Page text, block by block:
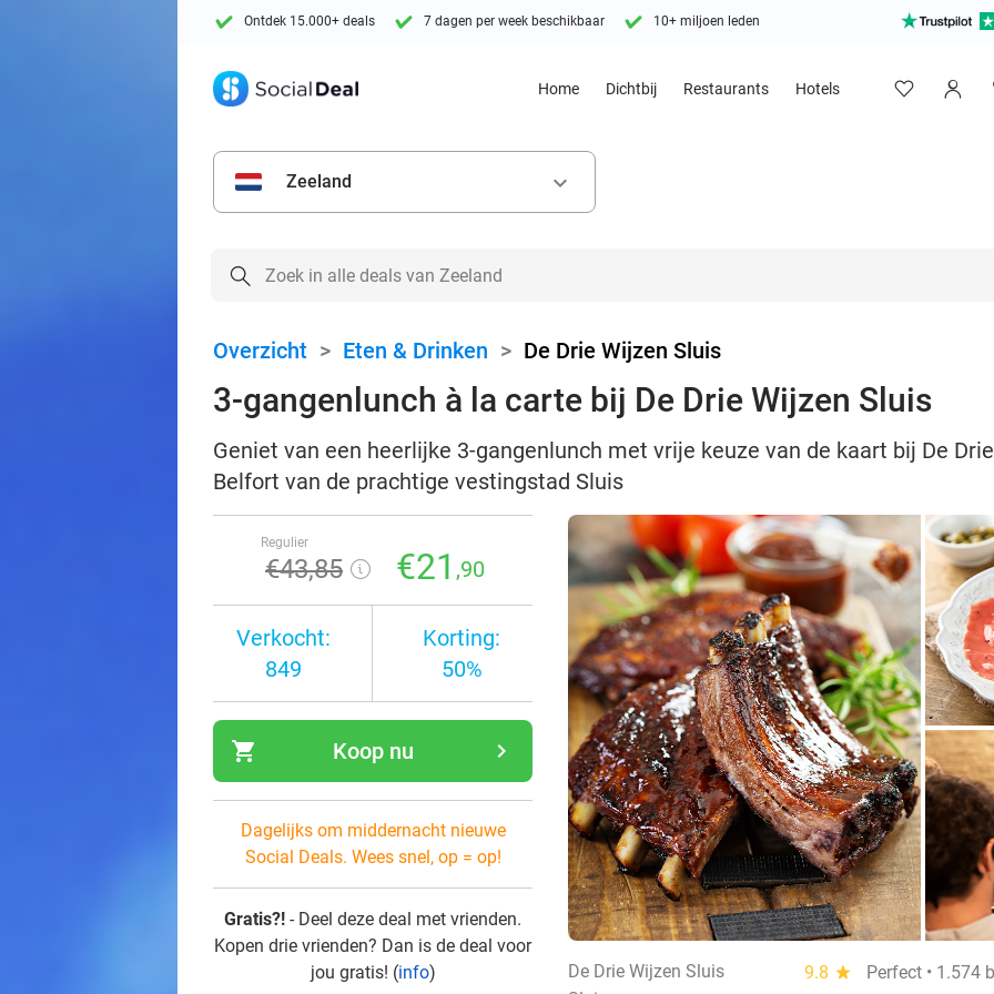
Ontdek 15.000+ deals 7 dagen per week beschikbaar 10+ miljoen leden
Home Dichtbij Restaurants Hotels
Zeeland keyboard_arrow_down
Overzicht > Eten & Drinken > De Drie Wijzen Sluis
3-gangenlunch à la carte bij De Drie Wijzen Sluis
Geniet van een heerlijke 3-gangenlunch met vrije keuze van de kaart bij De
Belfort van de prachtige vestingstad Sluis
Regulier
€43,85 €21 ,90
Verkocht:
849
Korting:
50%
shopping_cart navigate_next
Koop nu
Dagelijks om middernacht nieuwe
Social Deals. Wees snel, op = op!
Gratis?! - Deel deze deal met vrienden.
Kopen drie vrienden? Dan is de deal voor
jou gratis! (info) De Drie Wijzen Sluis 9.8 star
Perfect • 1.574